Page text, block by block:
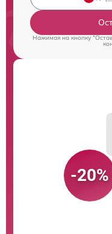
Нажимая на кнопку
-20%